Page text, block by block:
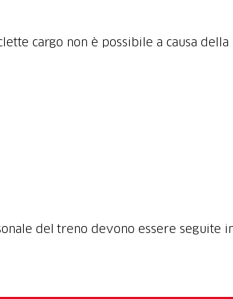
cargo non è possibile a causa
del treno devono essere seguite